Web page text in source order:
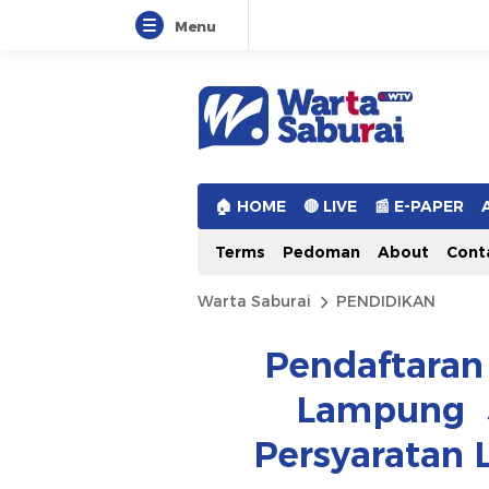
Menu
Warta Saburai
Sumber Informasi Terkini
🏠︎ HOME 🔴 LIVE 📰 E-PAPER
Terms Pedoman About
Warta Saburai PENDIDIKAN
Lampung
Persyaratan